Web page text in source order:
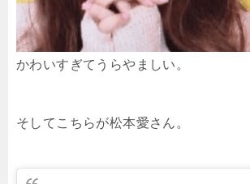
かわいすぎてうらやましい。
そしてこちらが松本愛さん。